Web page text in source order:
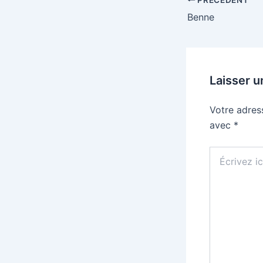
Benne
Laisser
Votre
avec *
ici…